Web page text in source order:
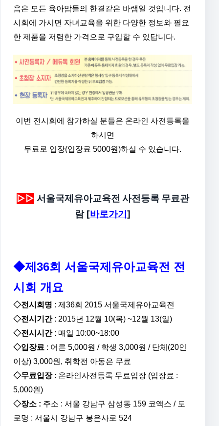
음은 모든 육아맘들의 한결같은 바램일 것입니다. 전
시회에 가시면 자녀교육을 위한 다양한 정보와 필요
한 제품을 저렴한 가격으로 구입할 수 있답니다.
이번 전시회에 참가하실 분들은 온라인 사전등록을
하시면
무료로 입장(입장료 5000원)하실 수 있습니다.
▷▷ 서울국제유아교육전 사전등록 무료관
람 [바로가기 ]
◆제36회 서울국제유아교육전 전
시회 개요
◇전시회명 : 제36회 2015 서울국제유아교육전
◇전시기간: 2015년 12월 10(목) ~12월 13(일)
◇전시시간: 매일 10:00~18:00
◇입장료 : 어른 5,000원 / 학생 3,000원 / 단체(20인
이상) 3,000원, 취학전 아동은 무료
◇무료입장: 온라인사전등록 무료입장 (입장료 :
5,000원)
◇장소 : 주소 : 서울 강남구 삼성동 159 코액스 / 도
로명 : 서울시 강남구 봉은사로 524